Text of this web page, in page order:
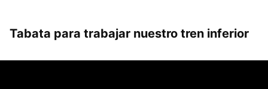
Tabata para trabajar nuestro tren inferior